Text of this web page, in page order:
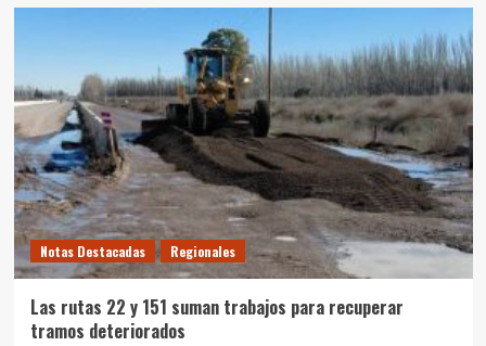
Notas Destacadas Regionales
Las rutas 22 y 151 suman trabajos para recuperar
tramos deteriorados